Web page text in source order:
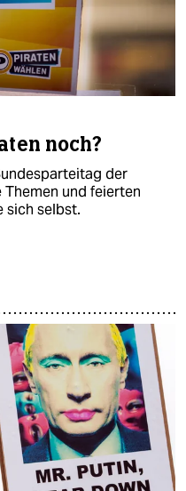
noch?
der
und feierten
sich selbst.